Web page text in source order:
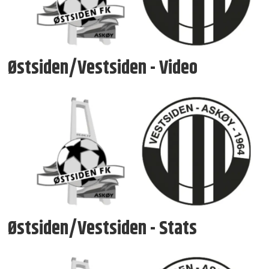
Østsiden/Vestsiden - Video
Østsiden/Vestsiden - Stats